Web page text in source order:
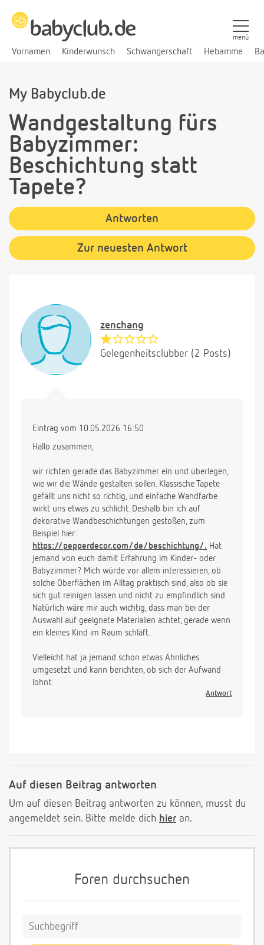
Vornamen Kinderwunsch Schwangerschaft Hebamme
menü
My Babyclub.de
Wandgestaltung fürs
Babyzimmer:
Beschichtung statt
Tapete?
Antworten
Zur neuesten Antwort
zenchang
Gelegenheitsclubber (2 Posts)
Eintrag vom 10.05.2026 16:50
Hallo zusammen,
wir richten gerade das Babyzimmer ein und überlegen,
wie wir die Wände gestalten sollen. Klassische Tapete
gefällt uns nicht so richtig, und einfache Wandfarbe
wirkt uns etwas zu schlicht. Deshalb bin ich auf
dekorative Wandbeschichtungen gestoßen, zum
Beispiel hier:
https://pepperdecor.com/de/beschichtung/. Hat
jemand von euch damit Erfahrung im Kinder- oder
Babyzimmer? Mich würde vor allem interessieren, ob
solche Oberflächen im Alltag praktisch sind, also ob sie
sich gut reinigen lassen und nicht zu empfindlich sind.
Natürlich wäre mir auch wichtig, dass man bei der
Auswahl auf geeignete Materialien achtet, gerade wenn
ein kleines Kind im Raum schläft.
Vielleicht hat ja jemand schon etwas Ähnliches
umgesetzt und kann berichten, ob sich der Aufwand
lohnt.
Antwort
Auf diesen Beitrag antworten
Um auf diesen Beitrag antworten zu können, musst du
angemeldet sein. Bitte melde dich hier an.
Foren durchsuchen